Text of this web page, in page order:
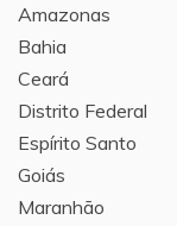
Amazonas
Bahia
Ceará
Distrito Federal
Espírito Santo
Goiás
Maranhão